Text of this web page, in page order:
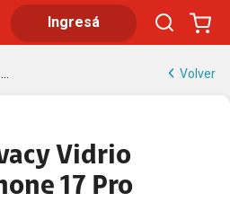
Ingresá
Volver
Vidrio
17 Pro
iPhone 17 Pro | Tienda Claro